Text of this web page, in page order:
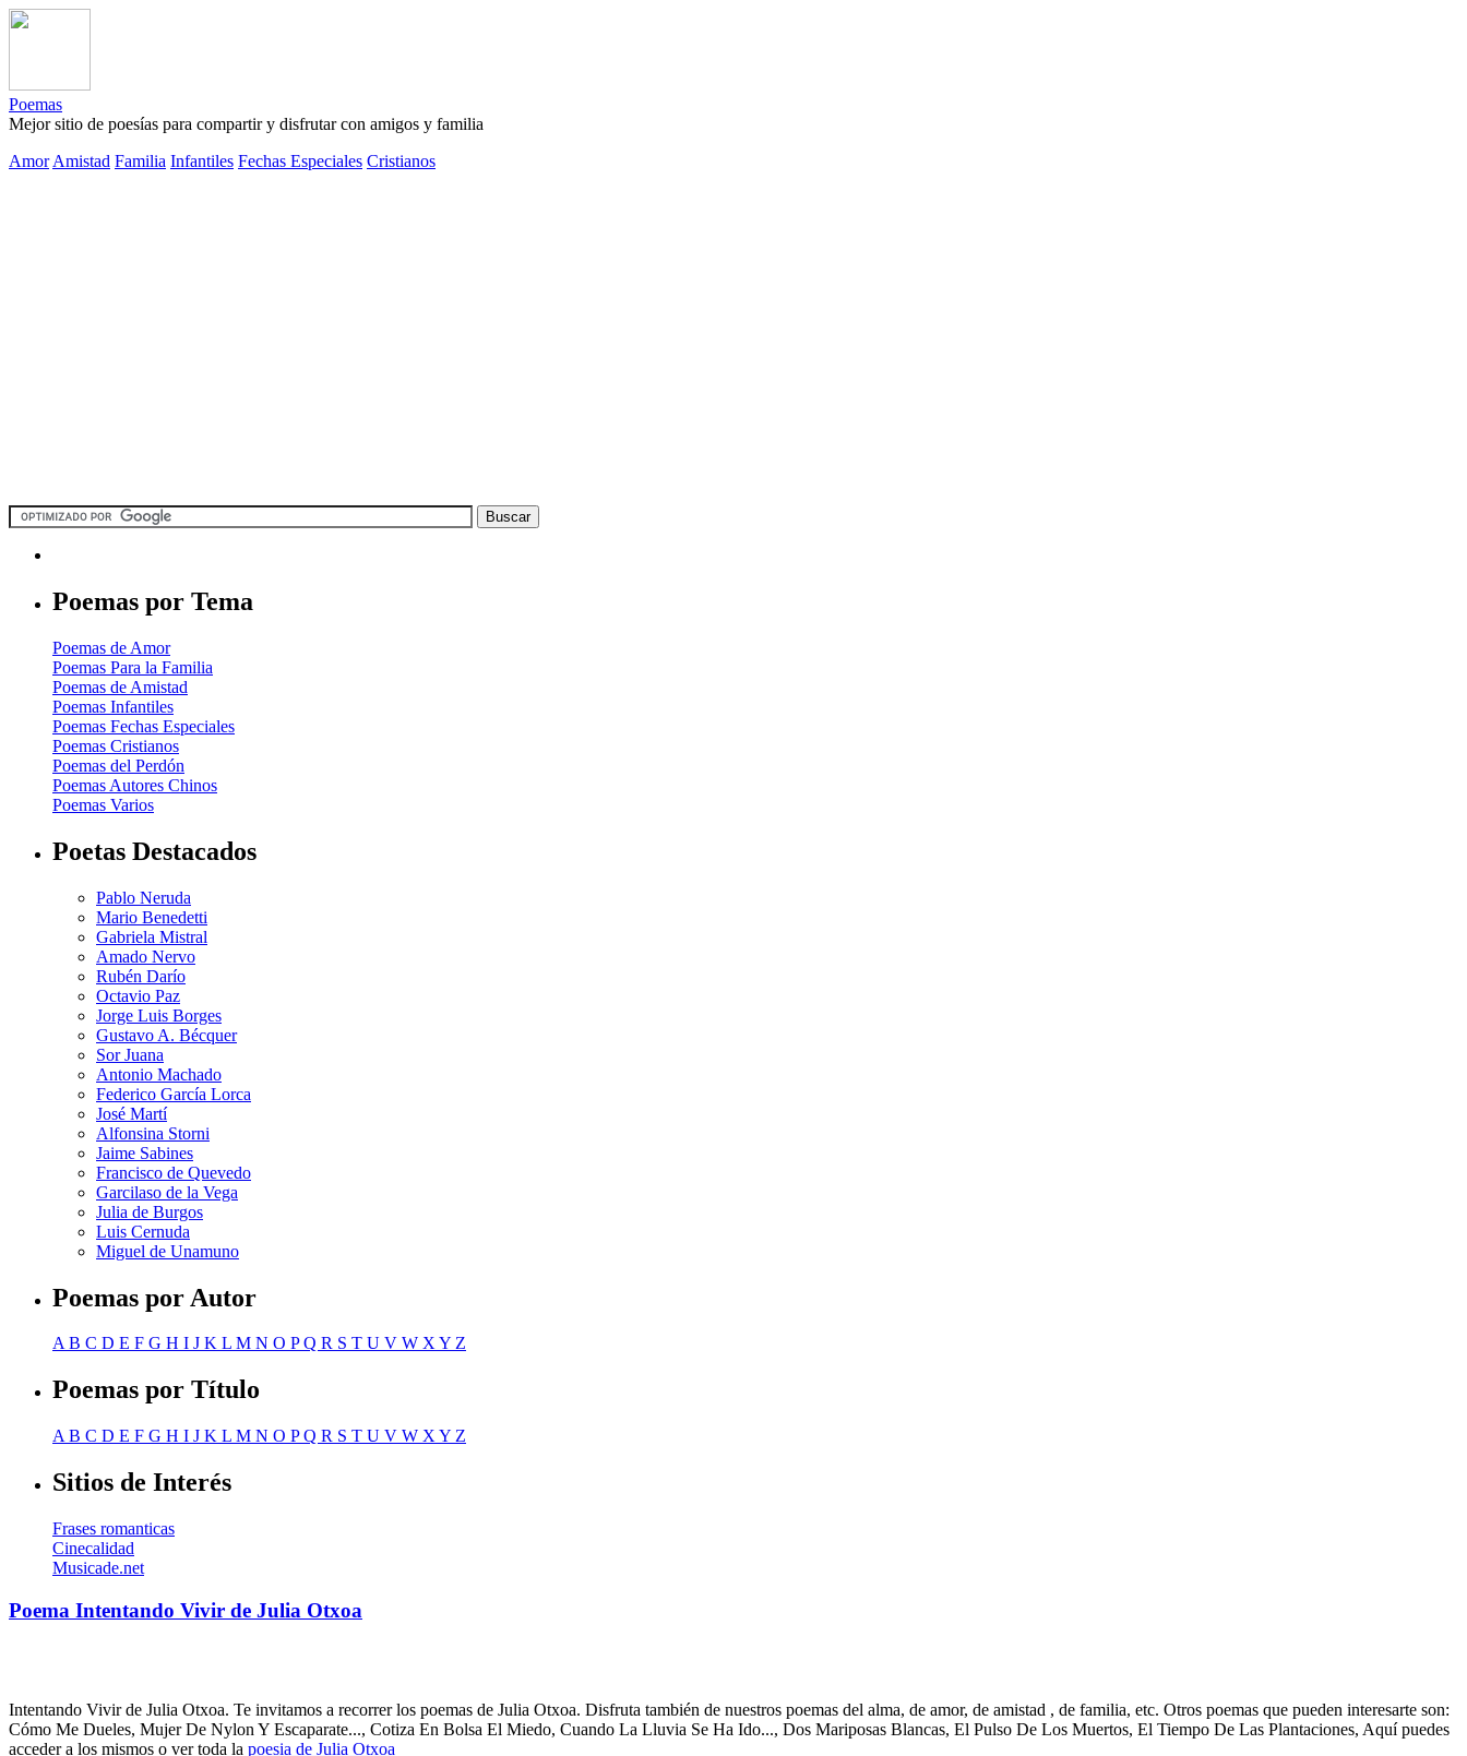
Poemas
Mejor sitio de poesías para compartir y disfrutar con amigos y familia
Amor Amistad Familia Infantiles Fechas Especiales Cristianos
Poemas por Tema
Poemas de Amor
Poemas Para la Familia
Poemas de Amistad
Poemas Infantiles
Poemas Fechas Especiales
Poemas Cristianos
Poemas del Perdón
Poemas Autores Chinos
Poemas Varios
Poetas Destacados
Pablo Neruda
Mario Benedetti
Gabriela Mistral
Amado Nervo
Rubén Darío
Octavio Paz
Jorge Luis Borges
Gustavo A. Bécquer
Sor Juana
Antonio Machado
Federico García Lorca
José Martí
Alfonsina Storni
Jaime Sabines
Francisco de Quevedo
Garcilaso de la Vega
Julia de Burgos
Luis Cernuda
Miguel de Unamuno
Poemas por Autor
AB C D E F G H I J K L M N O PQ R S T U V W XY Z
Poemas por Título
A B C D E F G H I J K L M N O PQ R S T U V W X Y Z
Sitios de Interés
Frases romanticas
Cinecalidad
Musicade.net
Poema Intentando Vivir de Julia Otxoa
Intentando Vivir de Julia Otxoa. Te invitamos a recorrer los poemas de Julia Otxoa. Disfruta también de nuestros poemas del alma, de amor, de amistad , de familia, etc. Otros poemas que pueden interesarte son:
Cómo Me Dueles, Mujer De Nylon Y Escaparate..., Cotiza En Bolsa El Miedo, Cuando La Lluvia Se Ha Ido..., Dos Mariposas Blancas, El Pulso De Los Muertos, El Tiempo De Las Plantaciones, Aquí puedes
acceder a los mismos o ver toda la poesia de Julia Otxoa